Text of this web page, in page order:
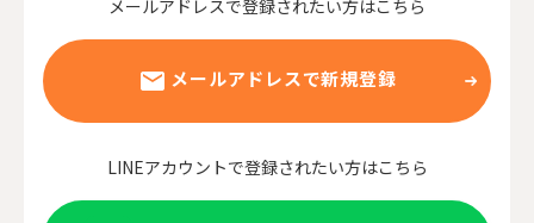
メールアドレスで登録されたい方はこちら
メールアドレスで新規登録
LINEアカウントで登録されたい方はこちら